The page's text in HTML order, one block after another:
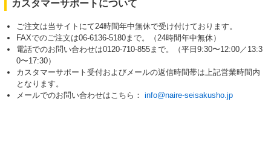
カスタマーサポートについて
ご注文は当サイトにて24時間年中無休で受け付けております。
FAXでのご注文は06-6136-5180まで。（24時間年中無休）
電話でのお問い合わせは0120-710-855まで。（平日9:30〜12:00／13:3
0〜17:30）
カスタマーサポート受付およびメールの返信時間帯は上記営業時間内
となります。
メールでのお問い合わせはこちら： info@naire-seisakusho.jp